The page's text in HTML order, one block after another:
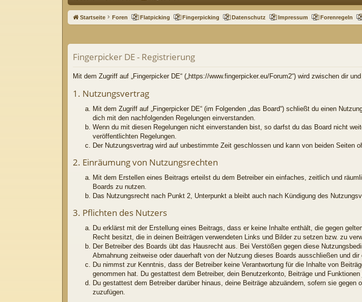
ne
ug
riff
Startseite Foren Flatpicking Fingerpicking Datenschutz Impressum Forenregeln
Fingerpicker DE - Registrierung
Mit dem Zugriff auf „Fingerpicker DE“ („https://www.fingerpicker.eu/Forum2“) wird zwischen dir
1. Nutzungsvertrag
Mit dem Zugriff auf „Fingerpicker DE“ (im Folgenden „das Board“) schließt du einen
dich mit den nachfolgenden Regelungen einverstanden.
Wenn du mit diesen Regelungen nicht einverstanden bist, so darfst du das Board nicht
veröffentlichten Regelungen.
Der Nutzungsvertrag wird auf unbestimmte Zeit geschlossen und kann von beiden Seiten
2. Einräumung von Nutzungsrechten
Mit dem Erstellen eines Beitrags erteilst du dem Betreiber ein einfaches, zeitlich und
Boards zu nutzen.
Das Nutzungsrecht nach Punkt 2, Unterpunkt a bleibt auch nach Kündigung des
3. Pflichten des Nutzers
Du erklärst mit der Erstellung eines Beitrags, dass er keine Inhalte enthält, die gegen
Recht besitzt, die in deinen Beiträgen verwendeten Links und Bilder zu setzen bzw. zu
Der Betreiber des Boards übt das Hausrecht aus. Bei Verstößen gegen diese
Abmahnung zeitweise oder dauerhaft von der Nutzung dieses Boards ausschließen und dir
Du nimmst zur Kenntnis, dass der Betreiber keine Verantwortung für die Inhalte von
genommen hat. Du gestattest dem Betreiber, dein Benutzerkonto, Beiträge und
Du gestattest dem Betreiber darüber hinaus, deine Beiträge abzuändern, sofern sie
zuzufügen.